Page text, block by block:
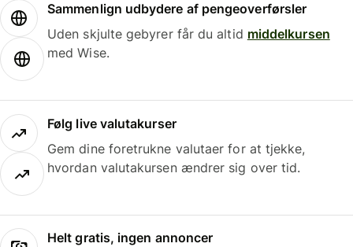
Sammenlign udbydere af pengeoverførsler
Uden skjulte gebyrer får du altid middelkursen
med Wise.
Følg live valutakurser
Gem dine foretrukne valutaer for at tjekke,
hvordan valutakursen ændrer sig over tid.
Helt gratis, ingen annoncer